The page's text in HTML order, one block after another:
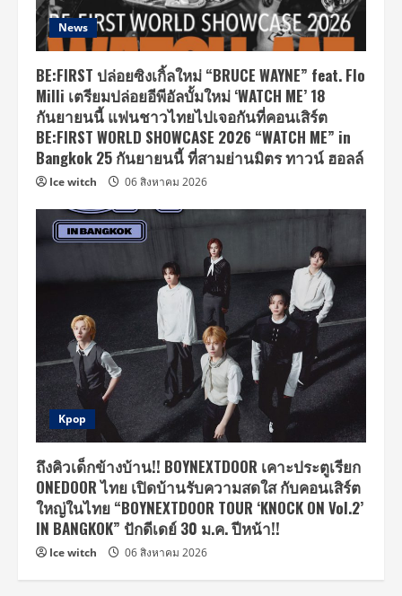
News
BE:FIRST ปล่อยซิงเกิ้ลใหม่ “BRUCE WAYNE” feat. Flo
Milli เตรียมปล่อยอีพีอัลบั้มใหม่ ‘WATCH ME’ 18
กันยายนนี้ แฟนชาวไทยไปเจอกันที่คอนเสิร์ต
BE:FIRST WORLD SHOWCASE 2026 “WATCH ME” in
Bangkok 25 กันยายนนี้ ที่สามย่านมิตร ทาวน์ ฮอลล์
Ice witch 06 สิงหาคม 2026
Kpop
ถึงคิวเด็กข้างบ้าน!! BOYNEXTDOOR เคาะประตูเรียก
ONEDOOR ไทย เปิดบ้านรับความสดใส กับคอนเสิร์ต
ใหญ่ในไทย “BOYNEXTDOOR TOUR ‘KNOCK ON Vol.2’
IN BANGKOK” ปักดีเดย์ 30 ม.ค. ปีหน้า!!
Ice witch 06 สิงหาคม 2026